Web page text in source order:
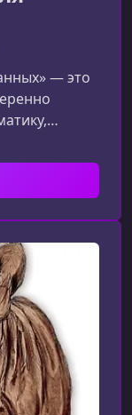
— это
в Data
на
к